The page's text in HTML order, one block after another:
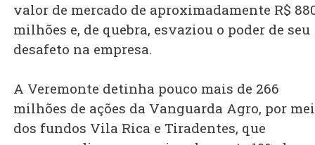
valor de mercado de aproximadamente R$
milhões e, de quebra, esvaziou o poder de seu
desafeto na empresa.
A Veremonte detinha pouco mais de 266
milhões de ações da Vanguarda Agro, por
dos fundos Vila Rica e Tiradentes, que